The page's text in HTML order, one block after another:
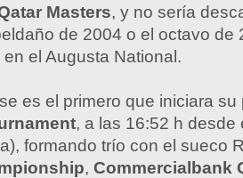
Masters, y no sería
de 2004 o el octavo de
el Augusta National.
es el primero que iniciara
, a las 16:52 h desde
formando trío con el sueco
, Commercialbank